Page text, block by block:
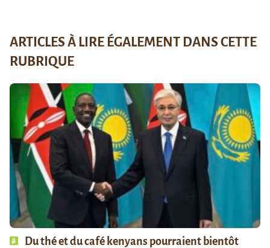
ARTICLES À LIRE ÉGALEMENT DANS CETTE
RUBRIQUE
Du thé et du café kenyans pourraient bientôt